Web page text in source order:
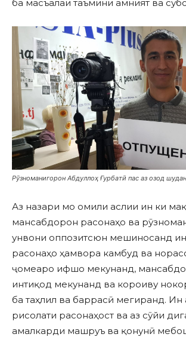
ба масъалаи таъмини амният ва
Рӯзноманигорон Абдуллоҳ Ғурбатӣ пас аз озод
Аз назари мо омили аслии ин ки
мансабдорон расонаҳо ва
унвони оппозитсюн мешиносанд ин
расонаҳо ҳамвора камбуд ва
ҷомеаро ифшо мекунанд,
интиқод мекунанд ва короиву
ба таҳлил ва баррасӣ мегиранд. Ин
рисолати расонаҳост ва аз сӯйи
амалкарди машруъ ва қонунӣ